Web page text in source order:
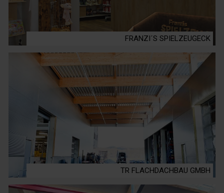
FRANZI´S SPIELZEUGECK
TR FLACHDACHBAU GMBH